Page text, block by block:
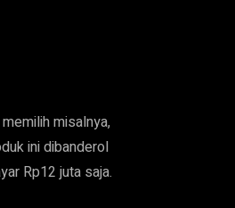
misalnya,
ini dibanderol
Rp12 juta saja.